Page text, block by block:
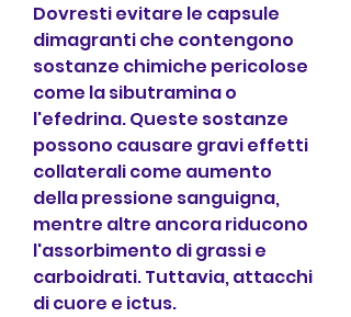
Dovresti evitare le capsule
dimagranti che contengono
sostanze chimiche pericolose
come la sibutramina o
l'efedrina. Queste sostanze
possono causare gravi effetti
collaterali come aumento
della pressione sanguigna,
mentre altre ancora riducono
l'assorbimento di grassi e
carboidrati. Tuttavia, attacchi
di cuore e ictus.